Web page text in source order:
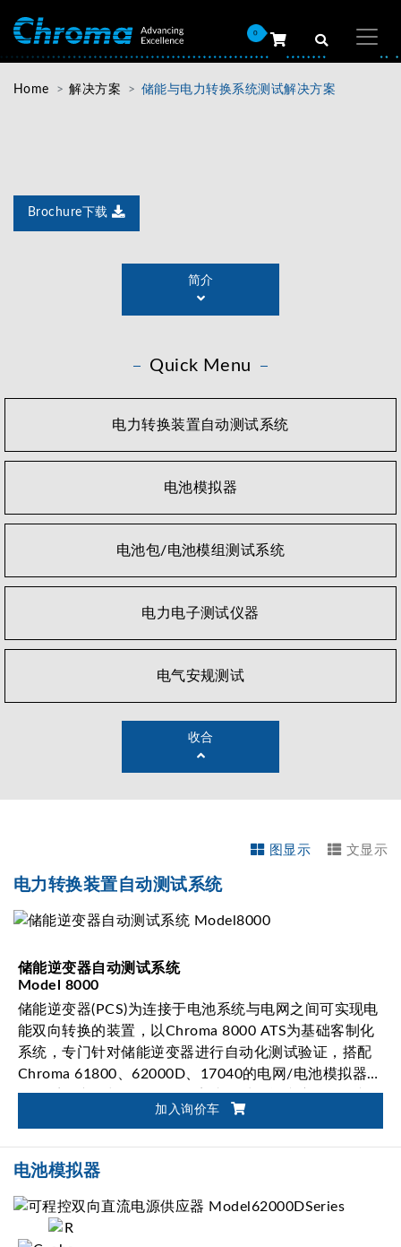
0
Home 解决方案 储能与电力转换系统测试解决方案
Brochure下载
领域提供专业的量测仪器与解决方案，为用户系统性实现
储能逆变器、光伏逆变器、光伏优化器、电池模块、与电
气安规测试等储能与电力转换装置性能验证。除了适合于
简介
Quick Menu
电力转换装置自动测试系统
电池模拟器
电池包/电池模组测试系统
电力电子测试仪器
电气安规测试
收合
图显示 文显示
电力转换装置自动测试系统
储能逆变器自动测试系统
Model 8000
储能逆变器(PCS)为连接于电池系统与电网之间可实现电
能双向转换的装置，以Chroma 8000 ATS为基础客制化
系统，专门针对储能逆变器进行自动化测试验证，搭配
Chroma 61800、62000D、17040的电网/电池模拟器等
双向系列产品与量测设备，完成针对储能逆变器PCS并
网测试、PCS性能测试、PCS输出输入特性测试、PCS保
加入询价车
电池模拟器